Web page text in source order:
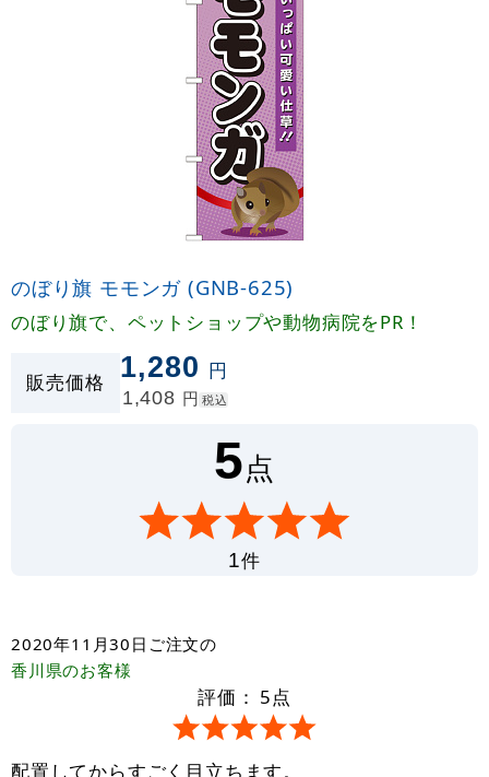
のぼり旗 モモンガ (GNB-625)
のぼり旗で、ペットショップや動物病院をPR！
販売価格 1,280 円
1,408 円 税込
5点
1件
2020年11月30日 ご注文の
香川県のお客様
評価： 5点
配置してからすごく目立ちます。